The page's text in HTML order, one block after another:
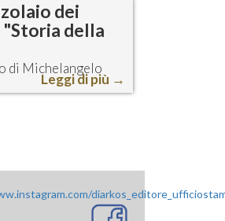
dei
della
di Michelangelo
Leggi di più →